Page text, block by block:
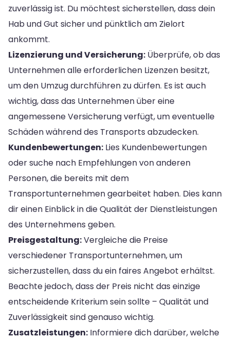
zuverlässig ist. Du möchtest sicherstellen, dass dein
Hab und Gut sicher und pünktlich am Zielort
ankommt.
Lizenzierung und Versicherung: Überprüfe, ob das
Unternehmen alle erforderlichen Lizenzen besitzt,
um den Umzug durchführen zu dürfen. Es ist auch
wichtig, dass das Unternehmen über eine
angemessene Versicherung verfügt, um eventuelle
Schäden während des Transports abzudecken.
Kundenbewertungen: Lies Kundenbewertungen
oder suche nach Empfehlungen von anderen
Personen, die bereits mit dem
Transportunternehmen gearbeitet haben. Dies kann
dir einen Einblick in die Qualität der Dienstleistungen
des Unternehmens geben.
Preisgestaltung:Vergleiche die Preise
verschiedener Transportunternehmen, um
sicherzustellen, dass du ein faires Angebot erhältst.
Beachte jedoch, dass der Preis nicht das einzige
entscheidende Kriterium sein sollte – Qualität und
Zuverlässigkeit sind genauso wichtig.
Zusatzleistungen: Informiere dich darüber, welche